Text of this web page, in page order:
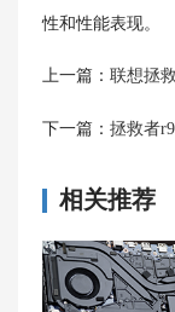
性和性能表现。
上一篇： 联想拯
下一篇： 拯救者
相关推荐